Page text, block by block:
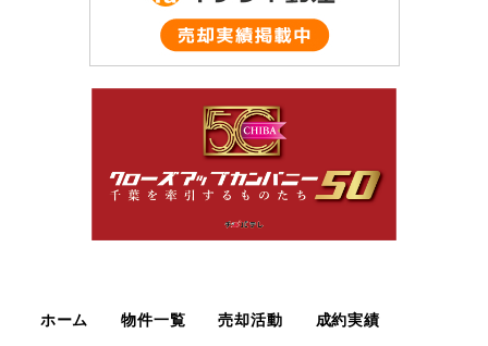
ホーム 物件一覧 売却活動 成約実績